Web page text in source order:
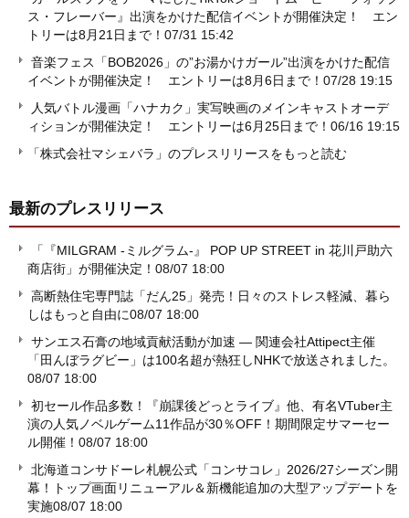
ス・フレーバー』出演をかけた配信イベントが開催決定！ エン
トリーは8月21日まで！ 07/31 15:42
音楽フェス「BOB2026」の”お湯かけガール”出演をかけた配信
イベントが開催決定！ エントリーは8月6日まで！ 07/28 19:15
人気バトル漫画「ハナカク」実写映画のメインキャストオーデ
ィションが開催決定！ エントリーは6月25日まで！ 06/16 19:15
「株式会社マシェバラ」のプレスリリースをもっと読む
最新のプレスリリース
「『MILGRAM -ミルグラム-』 POP UP STREET in 花川戸助六
商店街」が開催決定！ 08/07 18:00
高断熱住宅専門誌「だん25」発売！日々のストレス軽減、暮ら
しはもっと自由に08/07 18:00
サンエス石膏の地域貢献活動が加速 ― 関連会社Attipect主催
「田んぼラグビー」は100名超が熱狂しNHKで放送されました。
08/07 18:00
初セール作品多数！『崩課後どっとライブ』他、有名VTuber主
演の人気ノベルゲーム11作品が30％OFF！期間限定サマーセー
ル開催！ 08/07 18:00
北海道コンサドーレ札幌公式「コンサコレ」2026/27シーズン開
幕！トップ画面リニューアル＆新機能追加の大型アップデートを
実施08/07 18:00